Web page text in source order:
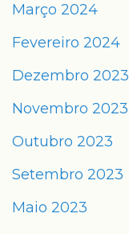
Março 2024
Fevereiro 2024
Dezembro 2023
Novembro 2023
Outubro 2023
Setembro 2023
Maio 2023